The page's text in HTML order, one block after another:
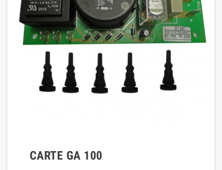
CARTE GA 100